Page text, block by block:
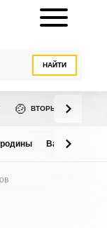
НАЙТИ
🍲 ВТОРЫЕ БЛЮДА
Варенье из